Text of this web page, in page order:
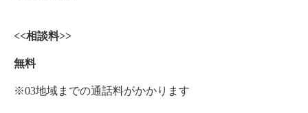
<<相談料>>
無料
※03地域までの通話料がかかります